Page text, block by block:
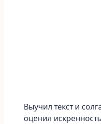
Выучил текст и
оценил